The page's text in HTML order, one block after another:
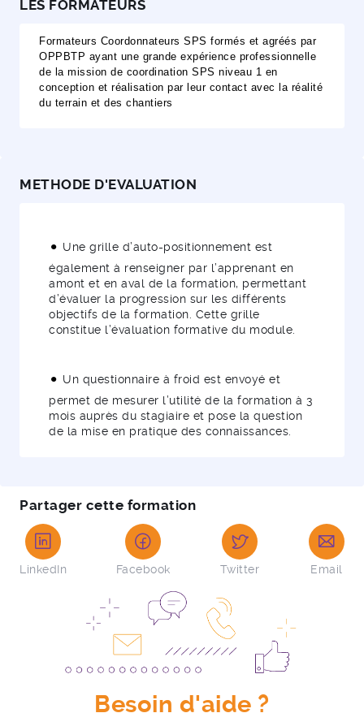
LES FORMATEURS
Formateurs Coordonnateurs SPS formés et agréés par
OPPBTP ayant une grande expérience professionnelle
de la mission de coordination SPS niveau 1 en
conception et réalisation par leur contact avec la réalité
du terrain et des chantiers
METHODE D'EVALUATION
Une grille d’auto-positionnement est
également à renseigner par l’apprenant en
amont et en aval de la formation, permettant
d’évaluer la progression sur les différents
objectifs de la formation. Cette grille
constitue l’évaluation formative du module.
Un questionnaire à froid est envoyé et
permet de mesurer l’utilité de la formation à 3
mois auprès du stagiaire et pose la question
de la mise en pratique des connaissances.
Partager cette formation
LinkedIn Facebook Twitter Email
Besoin d'aide ?